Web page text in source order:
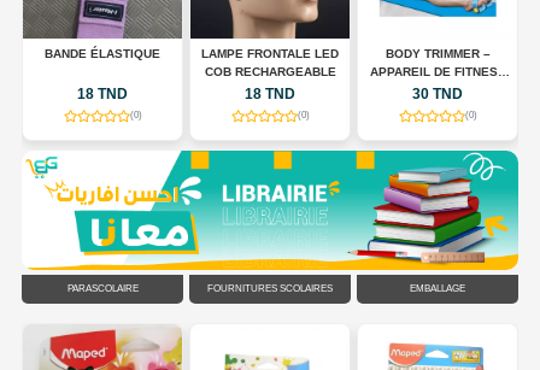
BANDE ÉLASTIQUE
18 TND
(0)
LAMPE FRONTALE LED
COB RECHARGEABLE
18 TND
(0)
BODY TRIMMER –
APPAREIL DE FITNESS
POUR TONIFIER LE
CORPS
30 TND
(0)
PARASCOLAIRE FOURNITURES SCOLAIRES EMBALLAGE